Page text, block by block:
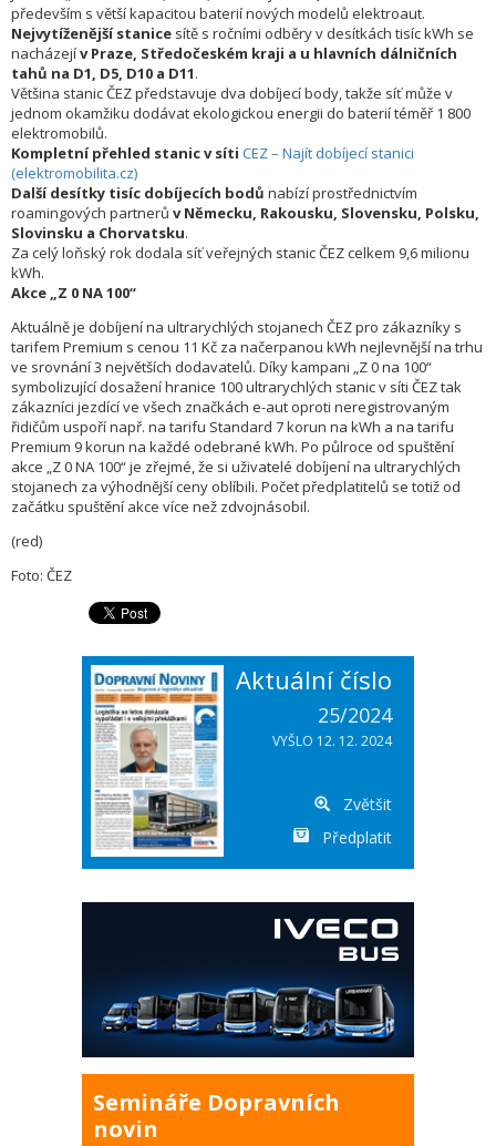
především s větší kapacitou baterií nových modelů elektroaut.
Nejvytíženější stanice sítě s ročními odběry v desítkách tisíc kWh se
nacházejív Praze, Středočeském kraji a u hlavních dálničních
tahů na D1, D5, D10 a D11.
Většina stanic ČEZ představuje dva dobíjecí body, takže síť může v
jednom okamžiku dodávat ekologickou energii do baterií téměř 1 800
elektromobilů.
Kompletní přehled stanic v síti CEZ – Najít dobíjecí stanici
(elektromobilita.cz)
Další desítky tisíc dobíjecích bodů nabízí prostřednictvím
roamingových partnerů v Německu, Rakousku, Slovensku, Polsku,
Slovinsku a Chorvatsku.
Za celý loňský rok dodala síť veřejných stanic ČEZ celkem 9,6 milionu
kWh.
Akce „Z 0 NA 100“
Aktuálně je dobíjení na ultrarychlých stojanech ČEZ pro zákazníky s
tarifem Premium s cenou 11 Kč za načerpanou kWh nejlevnější na trhu
ve srovnání 3 největších dodavatelů. Díky kampani „Z 0 na 100“
symbolizující dosažení hranice 100 ultrarychlých stanic v síti ČEZ tak
zákazníci jezdící ve všech značkách e-aut oproti neregistrovaným
řidičům uspoří např. na tarifu Standard 7 korun na kWh a na tarifu
Premium 9 korun na každé odebrané kWh. Po půlroce od spuštění
akce „Z 0 NA 100“ je zřejmé, že si uživatelé dobíjení na ultrarychlých
stojanech za výhodnější ceny oblíbili. Počet předplatitelů se totiž od
začátku spuštění akce více než zdvojnásobil.
(red)
Foto: ČEZ
Aktuální číslo
25/2024
VYŠLO 12. 12. 2024
Zvětšit
Předplatit
Semináře Dopravních
novin